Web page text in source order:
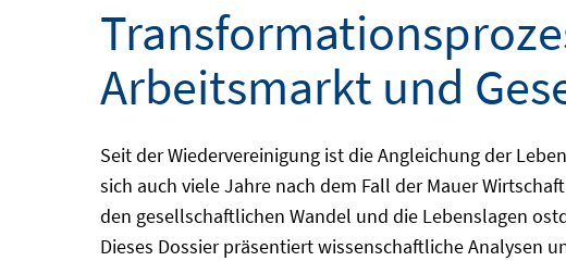
Arbeitsmarkt und
Seit der Wiedervereinigung ist die Angleichung der
sich auch viele Jahre nach dem Fall der Mauer
den gesellschaftlichen Wandel und die Lebenslagen
Dieses Dossier präsentiert wissenschaftliche Analysen